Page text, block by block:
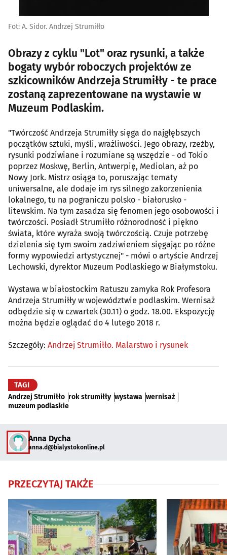
Fot: A. Sidor. Andrzej Strumiłło
Obrazy z cyklu "Lot" oraz rysunki, a także
bogaty wybór roboczych projektów ze
szkicowników Andrzeja Strumiłły - te prace
zostaną zaprezentowane na wystawie w
Muzeum Podlaskim.
"Twórczość Andrzeja Strumiłły sięga do najgłębszych
początków sztuki, myśli, wrażliwości. Jego obrazy, rzeźby,
rysunki podziwiane i rozumiane są wszędzie - od Tokio
poprzez Moskwę, Berlin, Antwerpię, Mediolan, aż po
Nowy Jork. Mistrz osiąga to, poruszając tematy
uniwersalne, ale dodaje im rys silnego zakorzenienia
lokalnego, tu na pograniczu polsko - białorusko -
litewskim. Na tym zasadza się fenomen jego osobowości i
twórczości. Posiadł Strumiłło różnorodność i piękno
świata, które wyraża swoją twórczością. Czuje potrzebę
dzielenia się tym swoim zadziwieniem sięgając po różne
formy wypowiedzi artystycznej" - mówi o artyście Andrzej
Lechowski, dyrektor Muzeum Podlaskiego w Białymstoku.
Wystawa w białostockim Ratuszu zamyka Rok Profesora
Andrzeja Strumiłły w województwie podlaskim. Wernisaż
odbędzie się w czwartek (30.11) o godz. 18.00. Ekspozycję
można będzie oglądać do 4 lutego 2018 r.
Szczegóły: Andrzej Strumiłło. Malarstwo i rysunek
TAGI
Andrzej Strumiłło rok strumiłły wystawa wernisaż
muzeum podlaskie
Anna Dycha
anna.d@bialystokonline.pl
PRZECZYTAJ TAKŻE